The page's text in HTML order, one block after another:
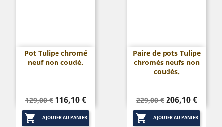
Pot Tulipe chromé
neuf non coudé.
Prix
de
base
129,00 € Prix
116,10 €
 AJOUTER AU PANIER
Paire de pots Tulipe
chromés neufs non
coudés.
Prix
de
base
229,00 € Prix
206,10 €
 AJOUTER AU PANIER